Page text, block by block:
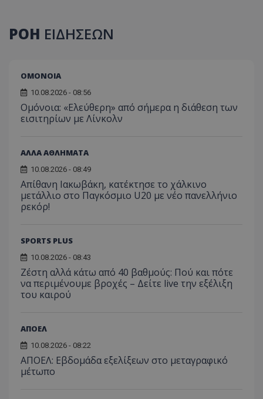
ΡΟΗ ΕΙΔΗΣΕΩΝ
ΟΜΟΝΟΙΑ
10.08.2026 - 08:56
Ομόνοια: «Ελεύθερη» από σήμερα η διάθεση των
εισιτηρίων με Λίνκολν
ΑΛΛΑ ΑΘΛΗΜΑΤΑ
10.08.2026 - 08:49
Απίθανη Ιακωβάκη, κατέκτησε το χάλκινο
μετάλλιο στο Παγκόσμιο U20 με νέο πανελλήνιο
ρεκόρ!
SPORTS PLUS
10.08.2026 - 08:43
Ζέστη αλλά κάτω από 40 βαθμούς: Πού και πότε
να περιμένουμε βροχές – Δείτε live την εξέλιξη
του καιρού
ΑΠΟΕΛ
10.08.2026 - 08:22
ΑΠΟΕΛ: Εβδομάδα εξελίξεων στο μεταγραφικό
μέτωπο